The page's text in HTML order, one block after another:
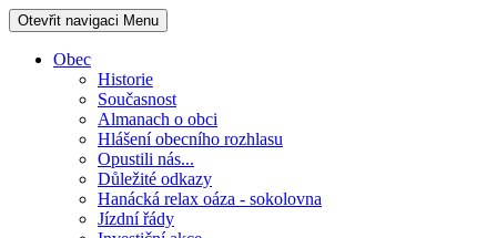
Otevřit navigaci Menu
Obec
Historie
Současnost
Almanach o obci
Hlášení obecního rozhlasu
Opustili nás...
Důležité odkazy
Hanácká relax oáza - sokolovna
Jízdní řády